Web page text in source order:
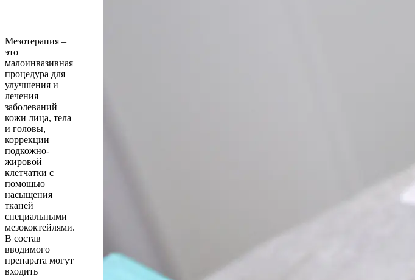
Мезотерапия –
это
малоинвазивная
процедура для
улучшения и
лечения
заболеваний
кожи лица, тела
и головы,
коррекции
подкожно-
жировой
клетчатки с
помощью
насыщения
тканей
специальными
мезококтейлями.
В состав
вводимого
препарата могут
входить